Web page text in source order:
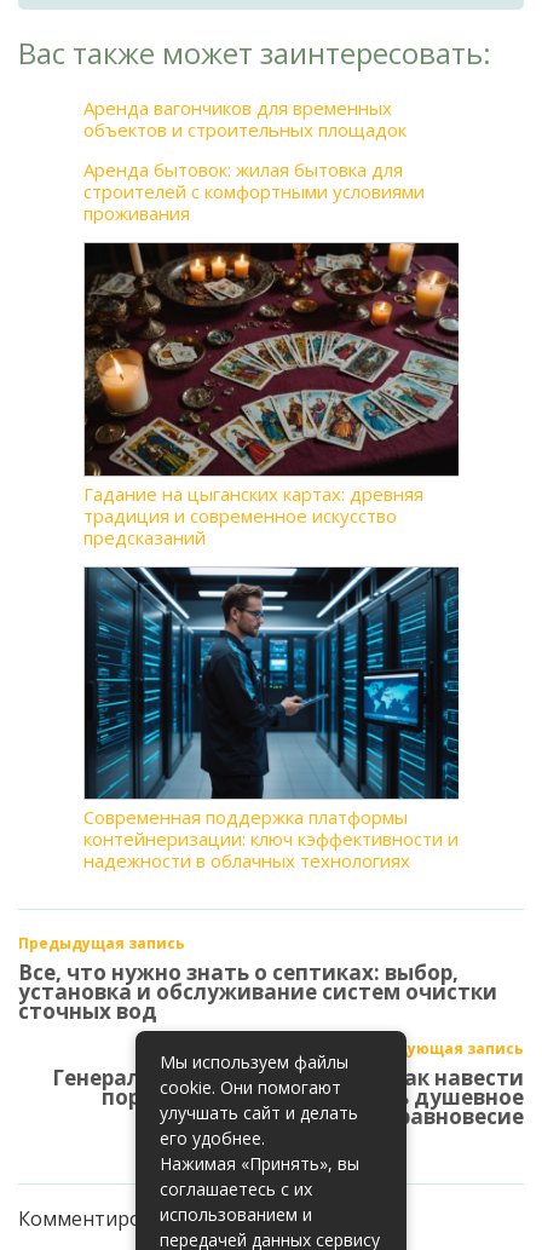
Вас также может заинтересовать:
Аренда вагончиков для временных
объектов и строительных площадок
Аренда бытовок: жилая бытовка для
строителей с комфортными условиями
проживания
Гадание на цыганских картах: древняя
традиция и современное искусство
предсказаний
Современная поддержка платформы
контейнеризации: ключ кэффективности и
надежности в облачных технологиях
Предыдущая запись
Все, что нужно знать о септиках: выбор,
установка и обслуживание систем очистки
сточных вод
Следующая запись
Генеральная уборка» в голове: как навести
порядок в мыслях и вернуть душевное
равновесие
Комментирование закрыто
Мы используем файлы
cookie. Они помогают
улучшать сайт и делать
его удобнее.
Нажимая «Принять», вы
соглашаетесь с их
использованием и
передачей данных сервису